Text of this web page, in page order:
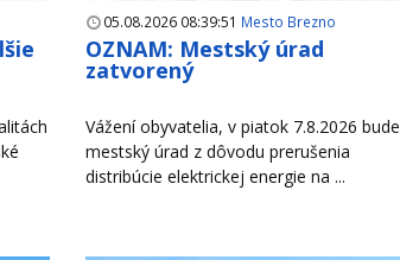
05.08.2026 08:39:51 Mesto Brezno
OZNAM: Mestský úrad
zatvorený
Vážení obyvatelia, v piatok 7.8.2026 bude
mestský úrad z dôvodu prerušenia
distribúcie elektrickej energie na ...